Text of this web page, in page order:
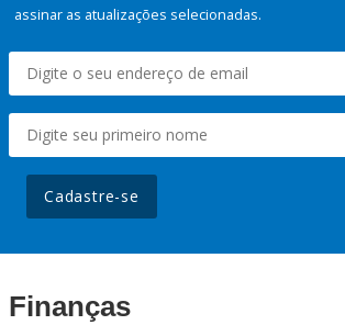
assinar as atualizações selecionadas.
Cadastre-se
Finanças